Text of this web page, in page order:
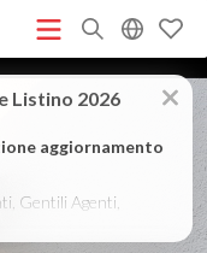
DECORATIVE
2025
GB(3M) COMPANY
(110K)